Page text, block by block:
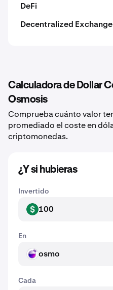
DeFi
Decentralized Exchange
Calculadora de Dollar
Osmosis
Comprueba cuánto valor
promediado el coste en
criptomonedas.
¿Y si hubieras
Invertido
USD 100
En
OSMO osmo
Cada